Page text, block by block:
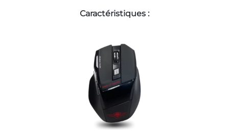
Caractéristiques :